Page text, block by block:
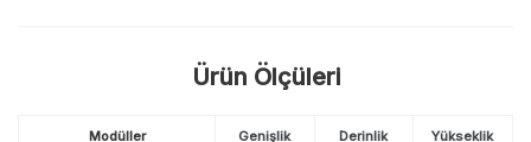
Ürün Ölçüleri
Modüller Genişlik Derinlik Yükseklik